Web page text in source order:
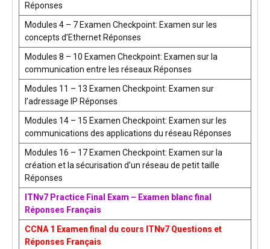
Réponses
Modules 4 – 7 Examen Checkpoint: Examen sur les
concepts d’Ethernet Réponses
Modules 8 – 10 Examen Checkpoint: Examen sur la
communication entre les réseaux Réponses
Modules 11 – 13 Examen Checkpoint: Examen sur
l’adressage IP Réponses
Modules 14 – 15 Examen Checkpoint: Examen sur les
communications des applications du réseau Réponses
Modules 16 – 17 Examen Checkpoint: Examen sur la
création et la sécurisation d’un réseau de petit taille
Réponses
ITNv7 Practice Final Exam – Examen blanc final
Réponses Français
CCNA 1 Examen final du cours ITNv7 Questions et
Réponses Français